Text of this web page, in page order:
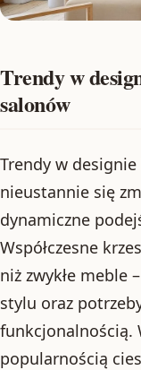
Trendy w
salonów
Trendy w
nieustannie się
dynamiczne
Współczesne
niż zwykłe meble
stylu oraz
funkcjonalnością.
popularnością